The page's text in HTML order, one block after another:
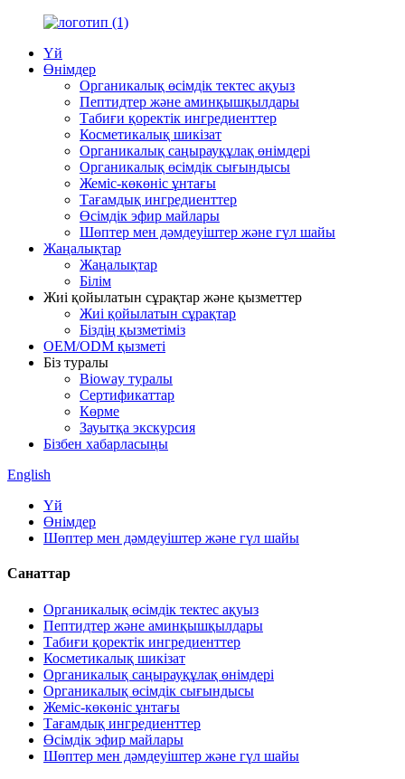
Үй
Өнімдер
Органикалық өсімдік тектес ақуыз
Пептидтер және аминқышқылдары
Табиғи қоректік ингредиенттер
Косметикалық шикізат
Органикалық саңырауқұлақ өнімдері
Органикалық өсімдік сығындысы
Жеміс-көкөніс ұнтағы
Тағамдық ингредиенттер
Өсімдік эфир майлары
Шөптер мен дәмдеуіштер және гүл шайы
Жаңалықтар
Жаңалықтар
Білім
Жиі қойылатын сұрақтар және қызметтер
Жиі қойылатын сұрақтар
Біздің қызметіміз
OEM/ODM қызметі
Біз туралы
Bioway туралы
Сертификаттар
Көрме
Зауытқа экскурсия
Бізбен хабарласыңы
English
Үй
Өнімдер
Шөптер мен дәмдеуіштер және гүл шайы
Санаттар
Органикалық өсімдік тектес ақуыз
Пептидтер және аминқышқылдары
Табиғи қоректік ингредиенттер
Косметикалық шикізат
Органикалық саңырауқұлақ өнімдері
Органикалық өсімдік сығындысы
Жеміс-көкөніс ұнтағы
Тағамдық ингредиенттер
Өсімдік эфир майлары
Шөптер мен дәмдеуіштер және гүл шайы